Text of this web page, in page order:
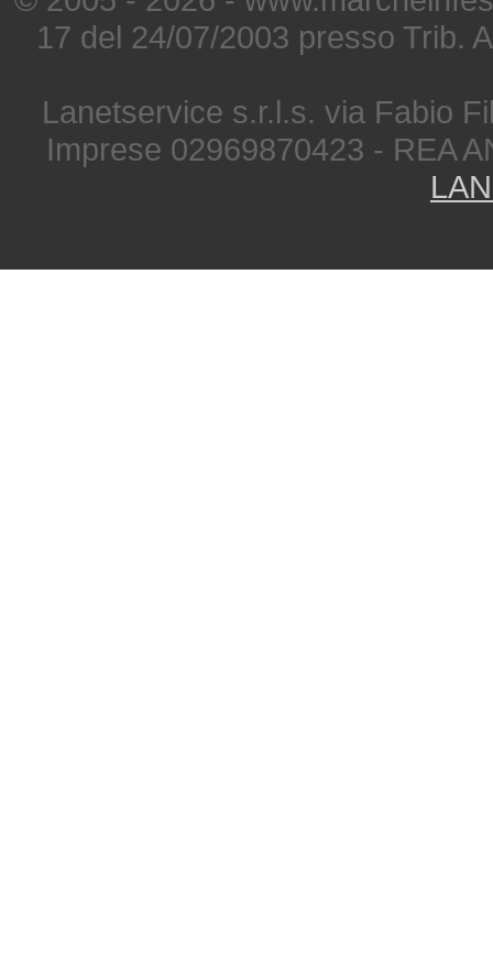
17 del 24/07/2003 presso Trib.
Lanetservice s.r.l.s. via Fabio
Imprese 02969870423 - REA